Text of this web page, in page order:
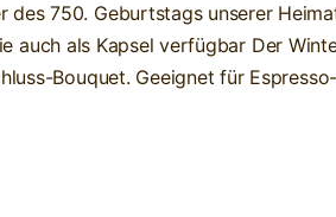
des 750. Geburtstags unserer
auch als Kapsel verfügbar Der
Bouquet. Geeignet für